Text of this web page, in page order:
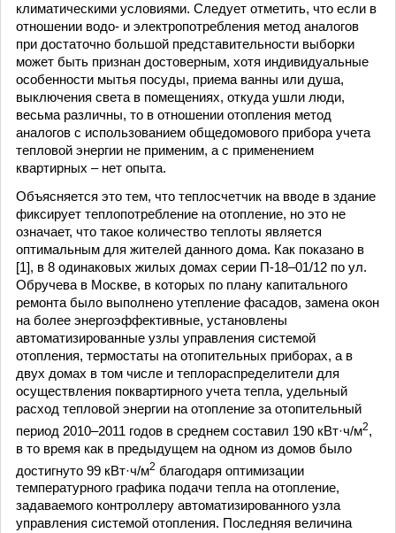
климатическими условиями. Следует отметить, что если в
отношении водо- и электропотребления метод аналогов
при достаточно большой представительности выборки
может быть признан достоверным, хотя индивидуальные
особенности мытья посуды, приема ванны или душа,
выключения света в помещениях, откуда ушли люди,
весьма различны, то в отношении отопления метод
аналогов с использованием общедомового прибора учета
тепловой энергии не применим, а с применением
квартирных – нет опыта.
Объясняется это тем, что теплосчетчик на вводе в здание
фиксирует теплопотребление на отопление, но это не
означает, что такое количество теплоты является
оптимальным для жителей данного дома. Как показано в
[1], в 8 одинаковых жилых домах серии П-18–01/12 по ул.
Обручева в Москве, в которых по плану капитального
ремонта было выполнено утепление фасадов, замена окон
на более энергоэффективные, установлены
автоматизированные узлы управления системой
отопления, термостаты на отопительных приборах, а в
двух домах в том числе и теплораспределители для
осуществления поквартирного учета тепла, удельный
расход тепловой энергии на отопление за отопительный
период 2010–2011 годов в среднем составил 190 кВт·ч/м2,
в то время как в предыдущем на одном из домов было
достигнуто 99 кВт·ч/м2 благодаря оптимизации
температурного графика подачи тепла на отопление,
задаваемого контроллеру автоматизированного узла
управления системой отопления. Последняя величина